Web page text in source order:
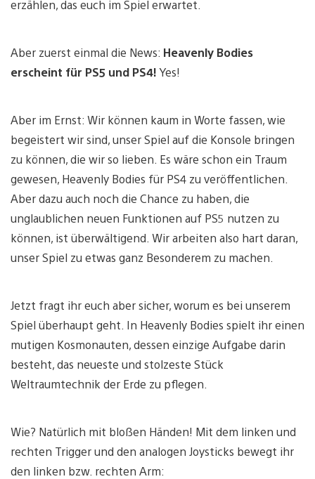
erzählen, das euch im Spiel erwartet.
Aber zuerst einmal die News: Heavenly Bodies
erscheint für PS5 und PS4!Yes!
Aber im Ernst: Wir können kaum in Worte fassen, wie
begeistert wir sind, unser Spiel auf die Konsole bringen
zu können, die wir so lieben. Es wäre schon ein Traum
gewesen, Heavenly Bodies für PS4 zu veröffentlichen.
Aber dazu auch noch die Chance zu haben, die
unglaublichen neuen Funktionen auf PS5 nutzen zu
können, ist überwältigend. Wir arbeiten also hart daran,
unser Spiel zu etwas ganz Besonderem zu machen.
Jetzt fragt ihr euch aber sicher, worum es bei unserem
Spiel überhaupt geht. In Heavenly Bodies spielt ihr einen
mutigen Kosmonauten, dessen einzige Aufgabe darin
besteht, das neueste und stolzeste Stück
Weltraumtechnik der Erde zu pflegen.
Wie? Natürlich mit bloßen Händen! Mit dem linken und
rechten Trigger und den analogen Joysticks bewegt ihr
den linken bzw. rechten Arm: